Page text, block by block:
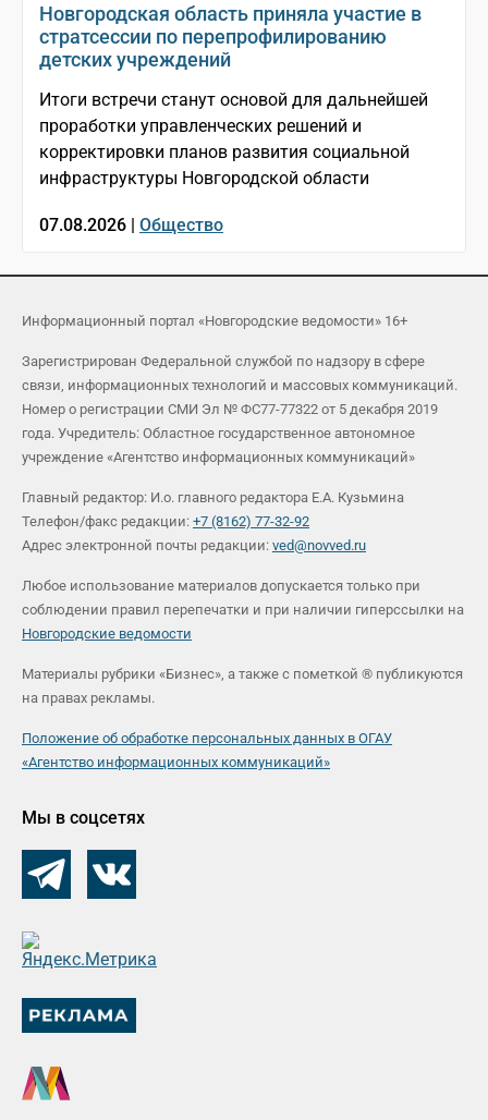
Новгородская область приняла участие в
стратсессии по перепрофилированию
детских учреждений
Итоги встречи станут основой для дальнейшей
проработки управленческих решений и
корректировки планов развития социальной
инфраструктуры Новгородской области
07.08.2026 | Общество
Информационный портал «Новгородские ведомости» 16+
Зарегистрирован Федеральной службой по надзору в сфере
связи, информационных технологий и массовых коммуникаций.
Номер о регистрации СМИ Эл № ФС77-77322 от 5 декабря 2019
года. Учредитель: Областное государственное автономное
учреждение «Агентство информационных коммуникаций»
Главный редактор: И.о. главного редактора Е.А. Кузьмина
Телефон/факс редакции: +7 (8162) 77-32-92
Адрес электронной почты редакции: ved@novved.ru
Любое использование материалов допускается только при
соблюдении правил перепечатки и при наличии гиперссылки на
Новгородские ведомости
Материалы рубрики «Бизнес», а также с пометкой ® публикуются
на правах рекламы.
Положение об обработке персональных данных в ОГАУ
«Агентство информационных коммуникаций»
Мы в соцсетях